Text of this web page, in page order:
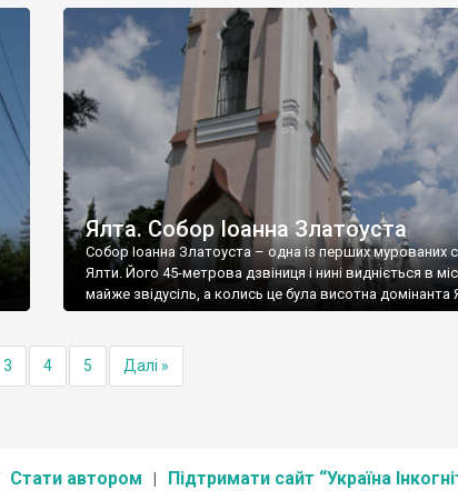
Ялта. Собор Іоанна Златоуста
Собор Іоанна Златоуста – одна із перших мурованих
Ялти. Його 45-метрова дзвіниця і нині видніється в
майже звідусіль, а колись це була висотна домінанта
3 4 5 Далі »
Стати автором Підтримати сайт “Україна